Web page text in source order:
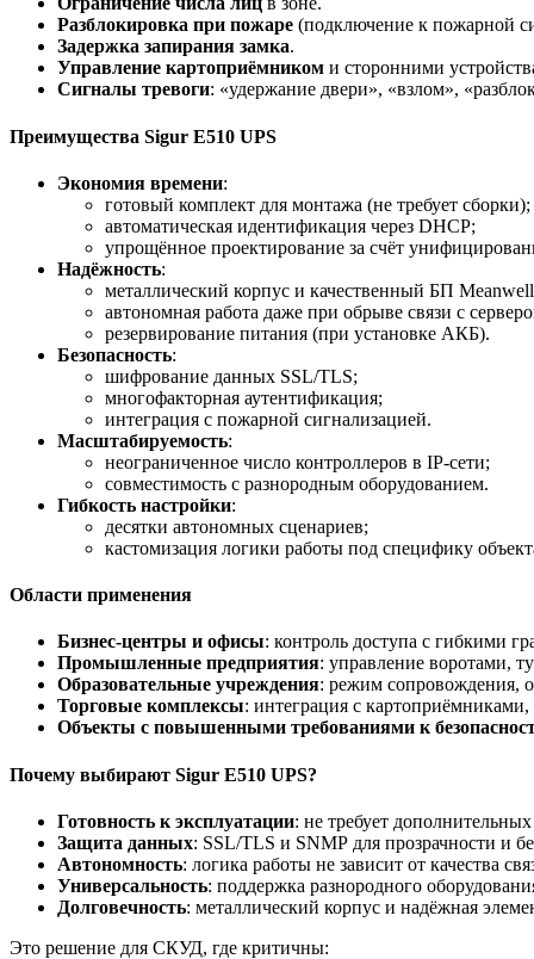
Разблокировка при пожаре (подключение к пожарной
Задержка запирания замка.
Управление картоприёмником и сторонними
Сигналы тревоги: «удержание двери», «взлом»,
Преимущества Sigur E510 UPS
Экономия времени:
готовый комплект для монтажа (не требует сборки);
автоматическая идентификация через DHCP;
упрощённое проектирование за счёт
Надёжность:
металлический корпус и качественный БП
автономная работа даже при обрыве связи с
резервирование питания (при установке АКБ).
Безопасность:
шифрование данных SSL/TLS;
многофакторная аутентификация;
интеграция с пожарной сигнализацией.
Масштабируемость:
неограниченное число контроллеров в IP‑сети;
совместимость с разнородным оборудованием.
Гибкость настройки:
десятки автономных сценариев;
кастомизация логики работы под специфику
Области применения
Бизнес‑центры и офисы: контроль доступа с гибкими
Промышленные предприятия: управление воротами,
Образовательные учреждения: режим сопровождения,
Торговые комплексы: интеграция с картоприёмниками,
Объекты с повышенными требованиями к
Почему выбирают Sigur E510 UPS?
Готовность к эксплуатации: не требует дополнительных
Защита данных: SSL/TLS и SNMP для прозрачности и
Автономность: логика работы не зависит от качества
Универсальность: поддержка разнородного
Долговечность: металлический корпус и надёжная
Это решение для СКУД, где критичны: